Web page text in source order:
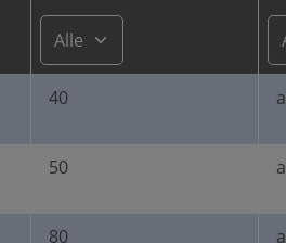
40
50
80